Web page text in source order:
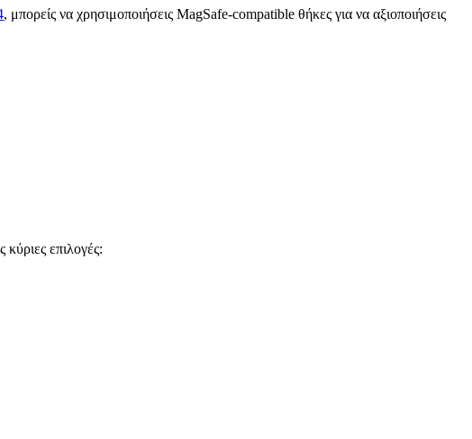
, μπορείς να χρησιμοποιήσεις MagSafe-compatible θήκες για να αξιοποιήσεις
επιλογές: